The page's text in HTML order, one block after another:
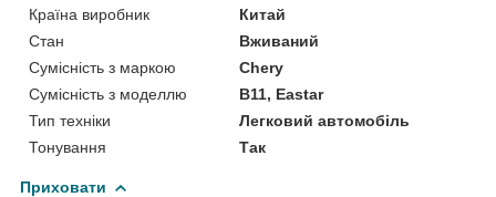
Країна виробник
Китай
Стан
Вживаний
Сумісність з маркою
Chery
Сумісність з моделлю
B11, Eastar
Тип техніки
Легковий автомобіль
Тонування
Так
Приховати